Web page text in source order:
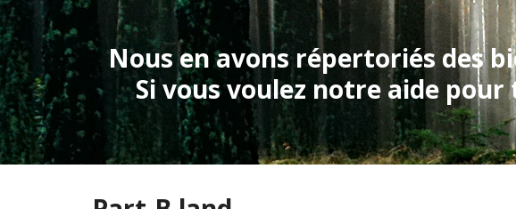
Nous en avons répertoriés des
Si vous voulez notre aide